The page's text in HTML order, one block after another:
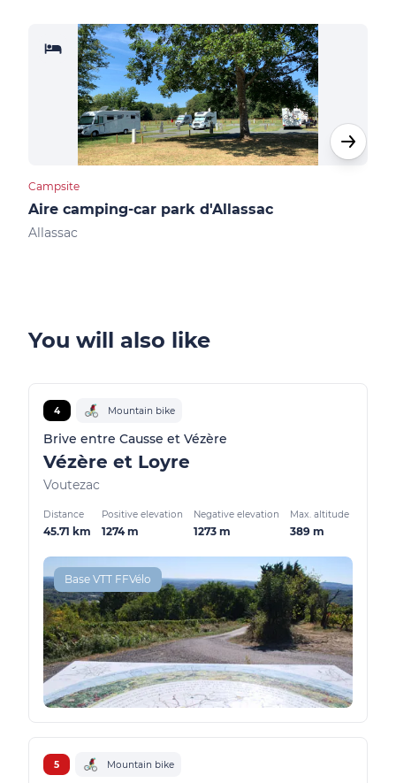
Campsite
Aire camping-car park d'Allassac
Allassac
You will also like
4 Mountain bike
Brive entre Causse et Vézère
Vézère et Loyre
Voutezac
Distance
45.71 km
Positive elevation
1274 m
Negative elevation
1273 m
Max. altitude
389 m
Base VTT FFVélo
5 Mountain bike